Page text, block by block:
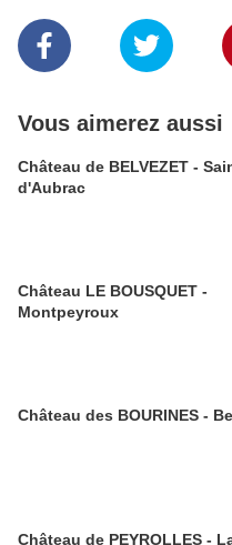
Vous aimerez aussi
Château de BELVEZET -
d'Aubrac
Château LE BOUSQUET -
Montpeyroux
Château des BOURINES -
Château de PEYROLLES -